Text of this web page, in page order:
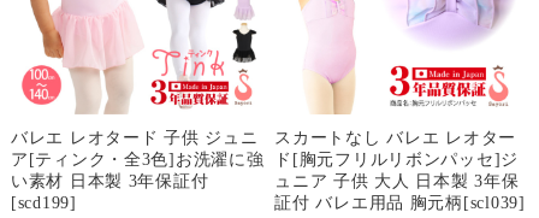
バレエ レオタード 子供 ジュニ
ア[ティンク・全3色]お洗濯に強
い素材 日本製 3年保証付
[scd199]
スカートなし バレエ レオター
ド[胸元フリルリボンパッセ]ジ
ュニア 子供 大人 日本製 3年保
証付 バレエ用品 胸元柄[scl039]